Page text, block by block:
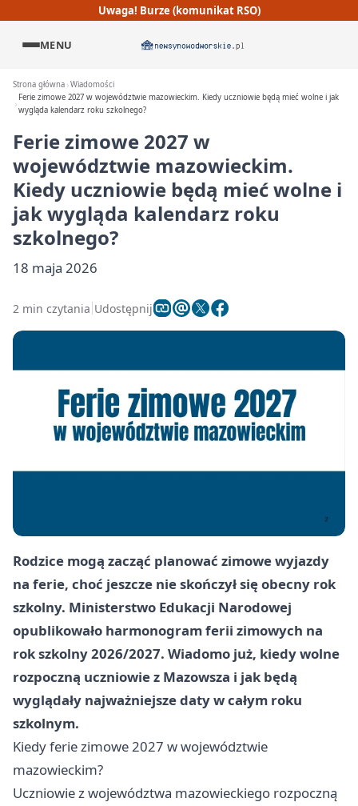
Uwaga! Burze (komunikat RSO)
MENU
Strona główna Wiadomości
Ferie zimowe 2027 w województwie mazowieckim. Kiedy uczniowie będą mieć wolne i jak
wygląda kalendarz roku szkolnego?
Ferie zimowe 2027 w
województwie mazowieckim.
Kiedy uczniowie będą mieć wolne i
jak wygląda kalendarz roku
szkolnego?
18 maja 2026
2 min czytania Udostępnij
Rodzice mogą zacząć planować zimowe wyjazdy
na ferie, choć jeszcze nie skończył się obecny rok
szkolny. Ministerstwo Edukacji Narodowej
opublikowało harmonogram ferii zimowych na
rok szkolny 2026/2027. Wiadomo już, kiedy wolne
rozpoczną uczniowie z Mazowsza i jak będą
wyglądały najważniejsze daty w całym roku
szkolnym.
Kiedy ferie zimowe 2027 w województwie
mazowieckim?
Uczniowie z województwa mazowieckiego rozpoczną